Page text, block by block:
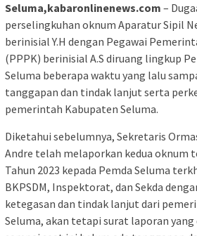
Seluma,kabaronlinenews.com –
perselingkuhan oknum Aparatur Sipil
berinisial Y.H dengan Pegawai
(PPPK) berinisial A.S diruang lingkup
Seluma beberapa waktu yang lalu
tanggapan dan tindak lanjut serta
pemerintah Kabupaten Seluma.
Diketahui sebelumnya, Sekretaris
Andre telah melaporkan kedua oknum
Tahun 2023 kepada Pemda Seluma
BKPSDM, Inspektorat, dan Sekda
ketegasan dan tindak lanjut dari
Seluma, akan tetapi surat laporan